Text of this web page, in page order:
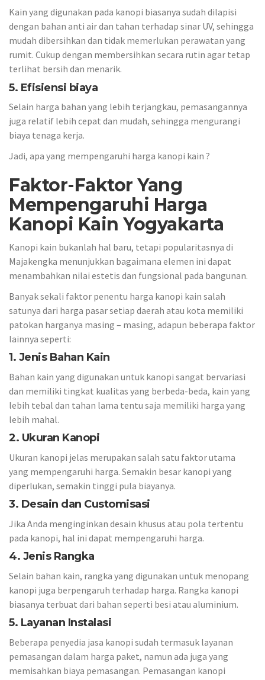
Kain yang digunakan pada kanopi biasanya sudah dilapisi
dengan bahan anti air dan tahan terhadap sinar UV, sehingga
mudah dibersihkan dan tidak memerlukan perawatan yang
rumit. Cukup dengan membersihkan secara rutin agar tetap
terlihat bersih dan menarik.
5. Efisiensi biaya
Selain harga bahan yang lebih terjangkau, pemasangannya
juga relatif lebih cepat dan mudah, sehingga mengurangi
biaya tenaga kerja.
Jadi, apa yang mempengaruhi harga kanopi kain ?
Faktor-Faktor Yang
Mempengaruhi Harga
Kanopi Kain Yogyakarta
Kanopi kain bukanlah hal baru, tetapi popularitasnya di
Majakengka menunjukkan bagaimana elemen ini dapat
menambahkan nilai estetis dan fungsional pada bangunan.
Banyak sekali faktor penentu harga kanopi kain salah
satunya dari harga pasar setiap daerah atau kota memiliki
patokan harganya masing – masing, adapun beberapa faktor
lainnya seperti:
1. Jenis Bahan Kain
Bahan kain yang digunakan untuk kanopi sangat bervariasi
dan memiliki tingkat kualitas yang berbeda-beda, kain yang
lebih tebal dan tahan lama tentu saja memiliki harga yang
lebih mahal.
2. Ukuran Kanopi
Ukuran kanopi jelas merupakan salah satu faktor utama
yang mempengaruhi harga. Semakin besar kanopi yang
diperlukan, semakin tinggi pula biayanya.
3. Desain dan Customisasi
Jika Anda menginginkan desain khusus atau pola tertentu
pada kanopi, hal ini dapat mempengaruhi harga.
4. Jenis Rangka
Selain bahan kain, rangka yang digunakan untuk menopang
kanopi juga berpengaruh terhadap harga. Rangka kanopi
biasanya terbuat dari bahan seperti besi atau aluminium.
5. Layanan Instalasi
Beberapa penyedia jasa kanopi sudah termasuk layanan
pemasangan dalam harga paket, namun ada juga yang
memisahkan biaya pemasangan. Pemasangan kanopi